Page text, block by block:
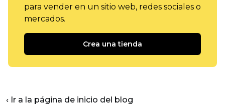
para vender en un sitio web, redes sociales o
mercados.
Crea una tienda
‹ Ir a la página de inicio del blog